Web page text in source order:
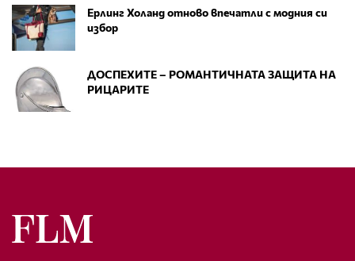
Ерлинг Холанд отново впечатли с модния си
избор
ДОСПЕХИТЕ – РОМАНТИЧНАТА ЗАЩИТА НА
РИЦАРИТЕ